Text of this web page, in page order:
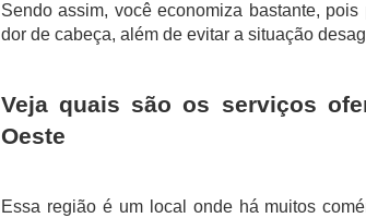
Sendo assim, você economiza bastante,
dor de cabeça, além de evitar a situação
Veja quais são os serviços
Oeste
Essa região é um local onde há muitos